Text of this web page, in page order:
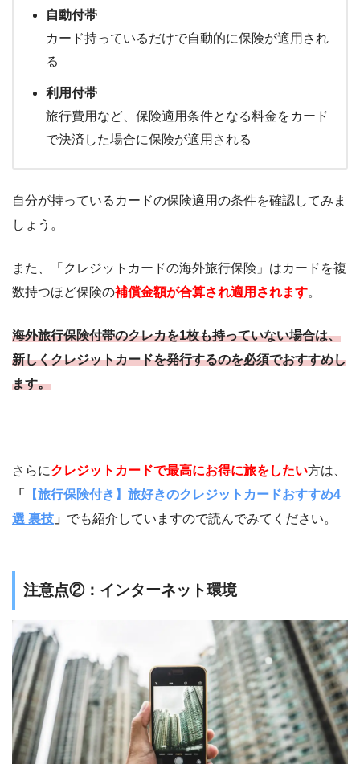
自動付帯
カード持っているだけで自動的に保険が適用され
る
利用付帯
旅行費用など、保険適用条件となる料金をカード
で決済した場合に保険が適用される
自分が持っているカードの保険適用の条件を確認してみま
しょう。
また、「クレジットカードの海外旅行保険」はカードを複
数持つほど保険の補償金額が合算され適用されます。
海外旅行保険付帯のクレカを1枚も持っていない場合は、
新しくクレジットカードを発行するのを必須でおすすめし
ます。
さらにクレジットカードで最高にお得に旅をしたい方は、
「
【旅行保険付き】旅好きのクレジットカードおすすめ4
選 裏技 」 でも紹介していますので読んでみてください。
注意点②：インターネット環境